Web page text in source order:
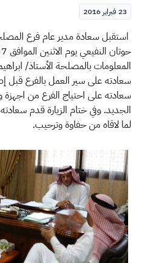
23 فبراير 2016
استقبل سعادة مدير عام فرع
المعلومات بالمصلحة الأستاذ/
سعادته على سير العمل بالفرع قبل
سعادته على احتياج الفرع من
الجديد. وفي ختام الزيارة قدم
لما لاقاه من حفاوة وترحيب.